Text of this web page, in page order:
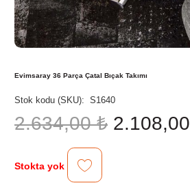
Evimsaray 36 Parça Çatal Bıçak Takımı
Stok kodu (SKU): S1640
2.634,00₺ Orijinal
fiyat:
2.108,00
Stokta yok